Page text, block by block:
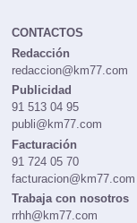
CONTACTOS
Redacción
redaccion@km77.com
Publicidad
91 513 04 95
publi@km77.com
Facturación
91 724 05 70
facturacion@km77.com
Trabaja con nosotros
rrhh@km77.com